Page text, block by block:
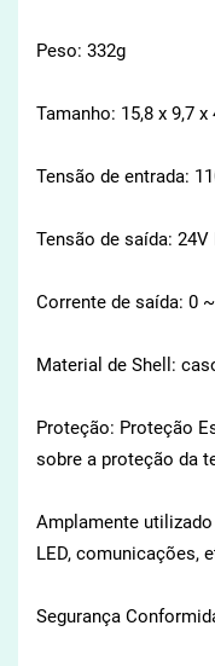
Peso: 332g
Tamanho: 15,8 x 9,7 x
Tensão de entrada:
Tensão de saída: 24V
Corrente de saída: 0 ~
Material de Shell:
Proteção: Proteção
sobre a proteção da
Amplamente utilizado
LED, comunicações,
Segurança